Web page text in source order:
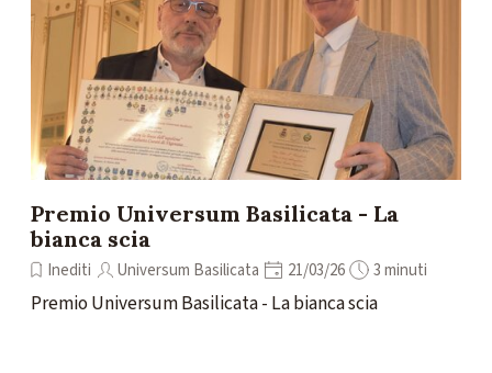
Premio Universum Basilicata - La
bianca scia
Inediti Universum Basilicata 21/03/26 3 minuti
Premio Universum Basilicata - La bianca scia